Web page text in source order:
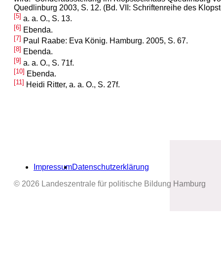
Quedlinburg 2003, S. 12. (Bd. VII: Schriftenreihe des
[5] a. a. O., S. 13.
[6] Ebenda.
[7] Paul Raabe: Eva König. Hamburg. 2005, S. 67.
[8] Ebenda.
[9] a. a. O., S. 71f.
[10] Ebenda.
[11] Heidi Ritter, a. a. O., S. 27f.
ImpressumDatenschutzerklärung
© 2026 Landeszentrale für politische Bildung Hamburg